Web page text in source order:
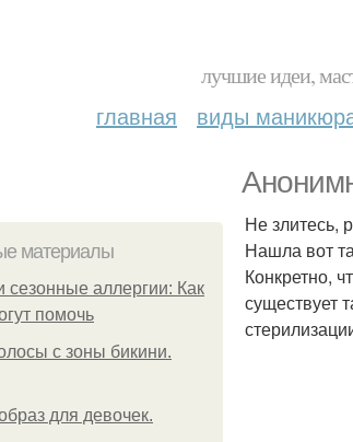
лучшие идеи,
главная виды
материалы
сезонные аллергии: Как
помочь
с зоны бикини.
для девочек.
Не злитесь,
Нашла вот
Конкретно,
существует